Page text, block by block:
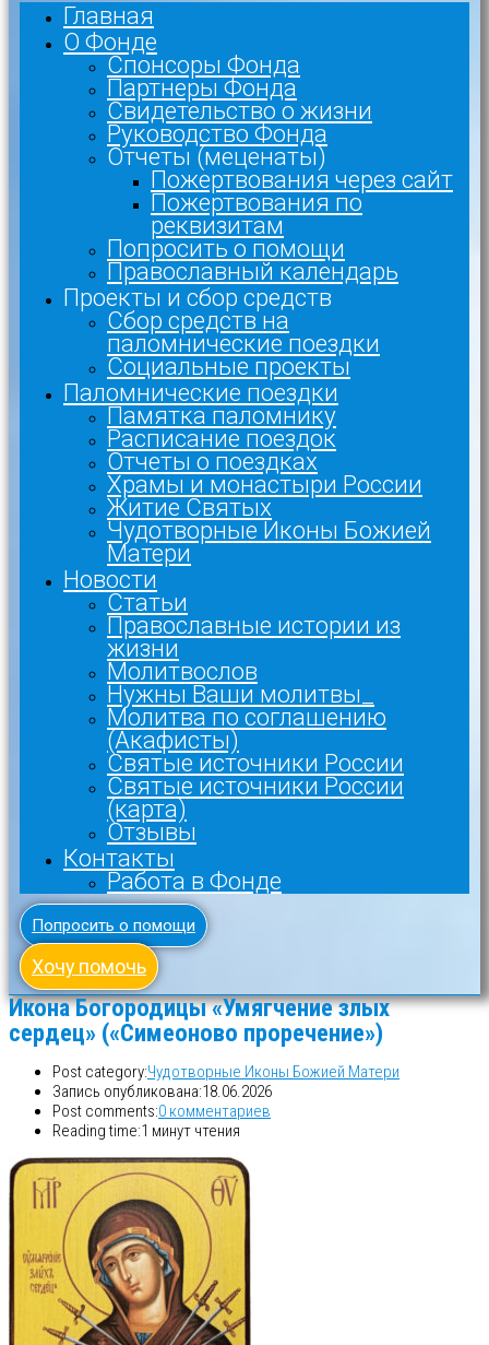
Главная
О Фонде
Спонсоры Фонда
Партнеры Фонда
Свидетельство о жизни
Руководство Фонда
Отчеты (меценаты)
Пожертвования через сайт
Пожертвования по
реквизитам
Попросить о помощи
Православный календарь
Проекты и сбор средств
Сбор средств на
паломнические поездки
Социальные проекты
Паломнические поездки
Памятка паломнику
Расписание поездок
Отчеты о поездках
Храмы и монастыри России
Житие Святых
Чудотворные Иконы Божией
Матери
Новости
Статьи
Православные истории из
жизни
Молитвослов
Нужны Ваши молитвы_
Молитва по соглашению
(Акафисты)
Святые источники России
Святые источники России
(карта)
Отзывы
Контакты
Работа в Фонде
Попросить о помощи
Хочу помочь
Икона Богородицы «Умягчение злых
сердец» («Симеоново проречение»)
Post category:Чудотворные Иконы Божией Матери
Запись опубликована:18.06.2026
Post comments:0 комментариев
Reading time:1 минут чтения